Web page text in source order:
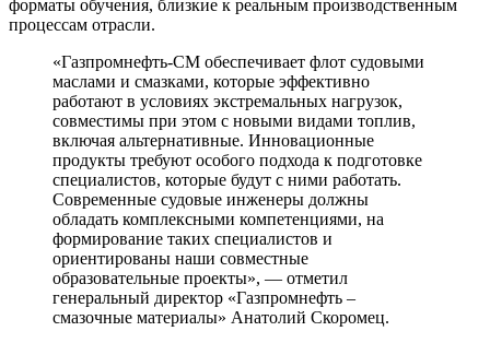
форматы обучения, близкие к реальным производственным
процессам отрасли.
«Газпромнефть-СМ обеспечивает флот судовыми
маслами и смазками, которые эффективно
работают в условиях экстремальных нагрузок,
совместимы при этом с новыми видами топлив,
включая альтернативные. Инновационные
продукты требуют особого подхода к подготовке
специалистов, которые будут с ними работать.
Современные судовые инженеры должны
обладать комплексными компетенциями, на
формирование таких специалистов и
ориентированы наши совместные
образовательные проекты», — отметил
генеральный директор «Газпромнефть –
смазочные материалы» Анатолий Скоромец.